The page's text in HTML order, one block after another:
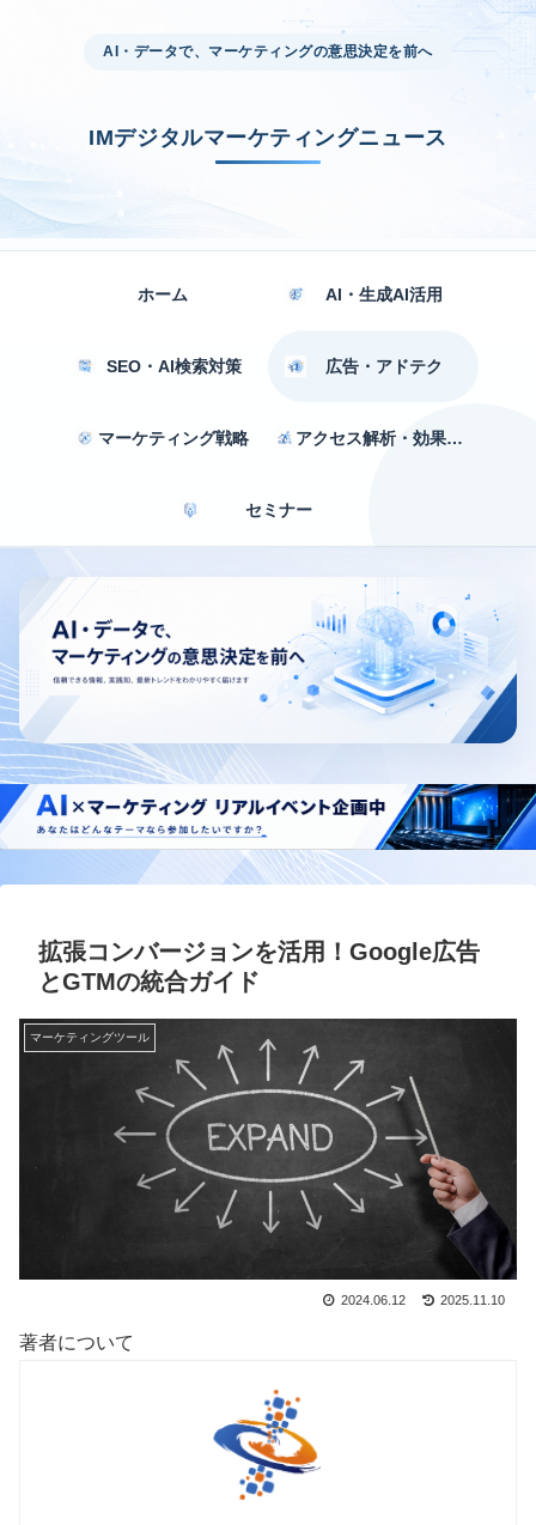
AI・データで、マーケティングの意思決定を前へ
IMデジタルマーケティングニュース
ホーム AI・生成AI活用
SEO・AI検索対策 広告・アドテク
マーケティング戦略 アクセス解析・効果測定
セミナー
拡張コンバージョンを活用！Google広告
とGTMの統合ガイド
マーケティングツール
2024.06.12 2025.11.10
著者について